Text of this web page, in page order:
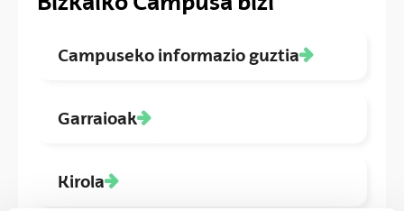
Campuseko informazio guztia
Garraioak
Kirola